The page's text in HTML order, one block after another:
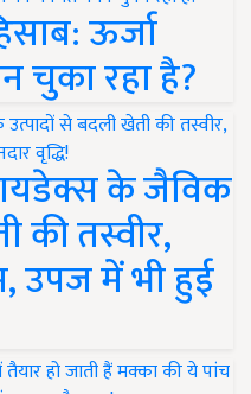
ऊर्जा
चुका रहा है?
के जैविक
की तस्वीर,
उपज में भी हुई